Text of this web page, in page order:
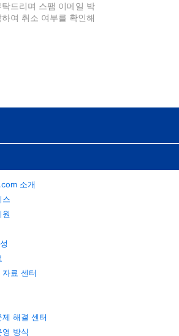
드리며 스팸 이메일 박
여 취소 여부를 확인해
소개
스
료 센터
해결 센터
방식